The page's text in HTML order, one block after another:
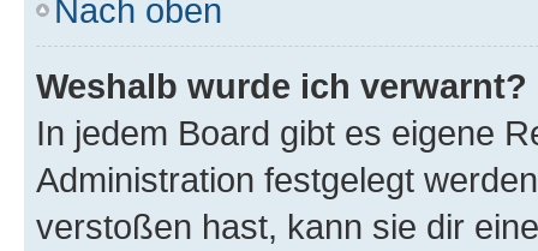
Nach oben
Weshalb wurde ich verwarnt?
In jedem Board gibt es eigene
Administration festgelegt
verstoßen hast, kann sie dir